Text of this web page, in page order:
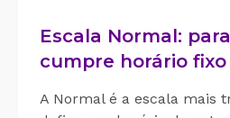
Escala Normal:
cumpre horário fixo
A Normal é a escala mais